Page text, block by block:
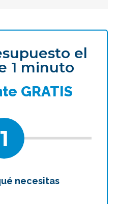
el
1 minuto
GRATIS
1
necesitas